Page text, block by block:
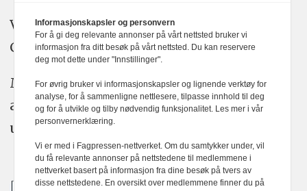
Vi bruker KI-verktøy som ChatGPT,
Claude, og Gemini i journalistikken vår.
Medier24s redaksjon har alltid det fulle
ansvar for publisert innhold, med eller
uten bruk av kunstig intelligens.
Informasjonskapsler og personvern
For å gi deg relevante annonser på vårt nettsted bruker vi
informasjon fra ditt besøk på vårt nettsted. Du kan reservere
deg mot dette under "Innstillinger".
For øvrig bruker vi informasjonskapsler og lignende verktøy for
analyse, for å sammenligne nettlesere, tilpasse innhold til deg
og for å utvikle og tilby nødvendig funksjonalitet. Les mer i vår
personvernerklæring.
Vi er med i Fagpressen-nettverket. Om du samtykker under, vil
du få relevante annonser på nettstedene til medlemmene i
nettverket basert på informasjon fra dine besøk på tvers av
disse nettstedene. En oversikt over medlemmene finner du på